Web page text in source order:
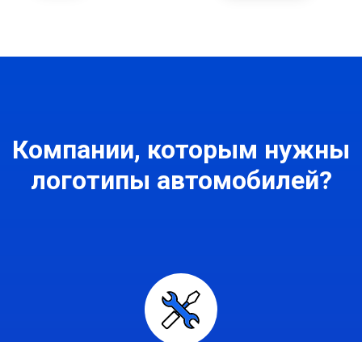
Компании, которым нужны
логотипы автомобилей?